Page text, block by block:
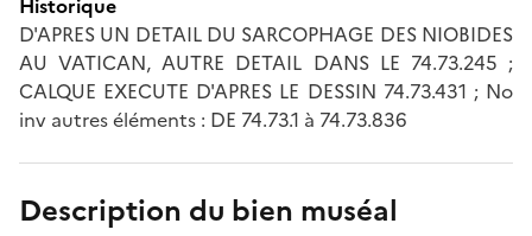
D'APRES UN DETAIL DU SARCOPHAGE DES NIOBIDES
AU VATICAN, AUTRE DETAIL DANS LE 74.73.245 ;
CALQUE EXECUTE D'APRES LE DESSIN 74.73.431 ; No
inv autres éléments : DE 74.73.1 à 74.73.836
Description du bien muséal